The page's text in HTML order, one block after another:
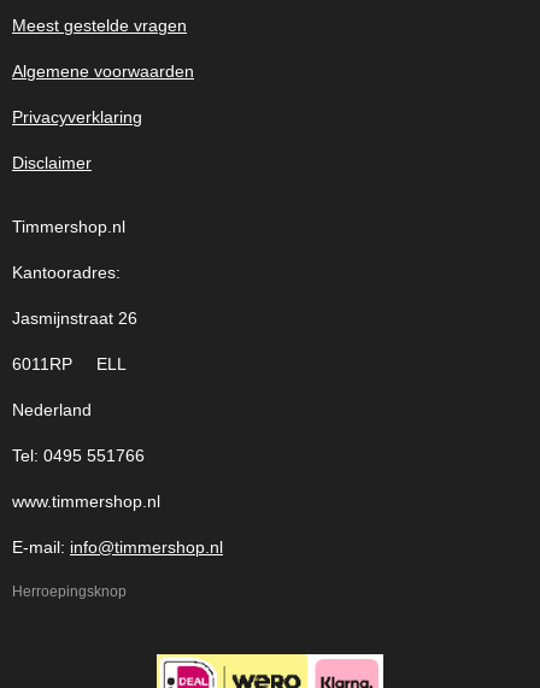
Meest gestelde vragen
Algemene voorwaarden
Privacyverklaring
Disclaimer
Timmershop.nl
Kantooradres:
Jasmijnstraat 26
6011RP ELL
Nederland
Tel: 0495 551766
www.timmershop.nl
E-mail: info@timmershop.nl
Herroepingsknop